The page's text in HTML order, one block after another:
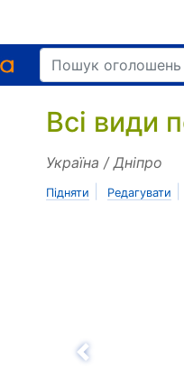
Всі види
Україна / Дніпро
Підняти Редагувати
Назад